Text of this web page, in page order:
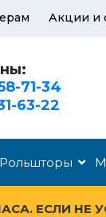
Акции и
71-34
63-22
Рольшторы
ЕСЛИ НЕ